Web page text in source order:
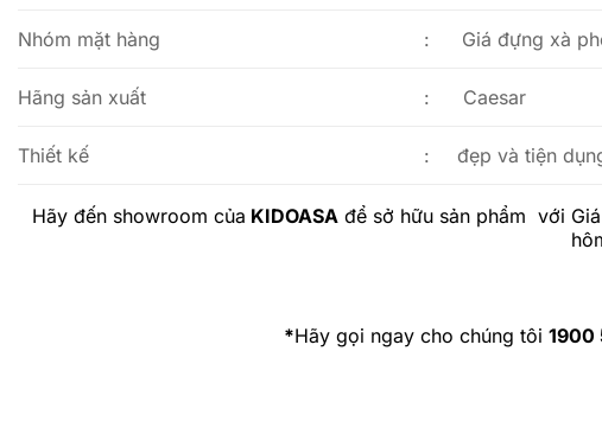
Nhóm mặt hàng : Giá đựng xà
Hãng sản xuất : Caesar
Thiết kế : đẹp và tiện
Hãy đến showroom của KIDOASA để sở hữu sản phẩm với
*Hãy gọi ngay cho chúng tôi 1900